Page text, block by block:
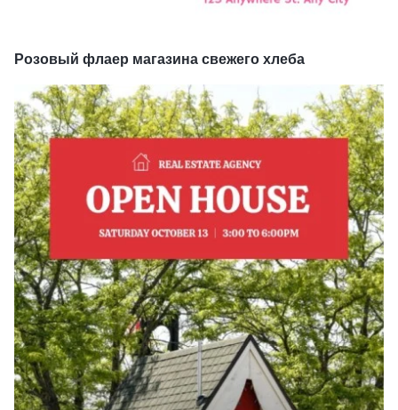
Розовый флаер магазина свежего хлеба